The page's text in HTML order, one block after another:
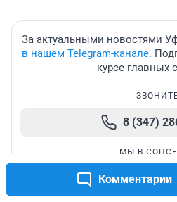
Комментарии
За актуальными новостями
в нашем Telegram-канале.
курсе главных
8 (347)
МЫ В